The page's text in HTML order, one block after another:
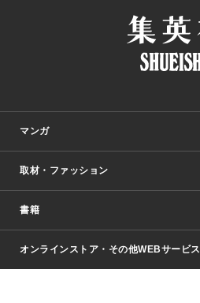
マンガ
少年マンガ
Vジャンプ
週刊ヤングジャンプ
少女マンガ
取材・ファッション
Seventeen
芸能・情報・スポーツ
書籍
文芸・文庫・総合
オンラインストア・その他WEBサービス